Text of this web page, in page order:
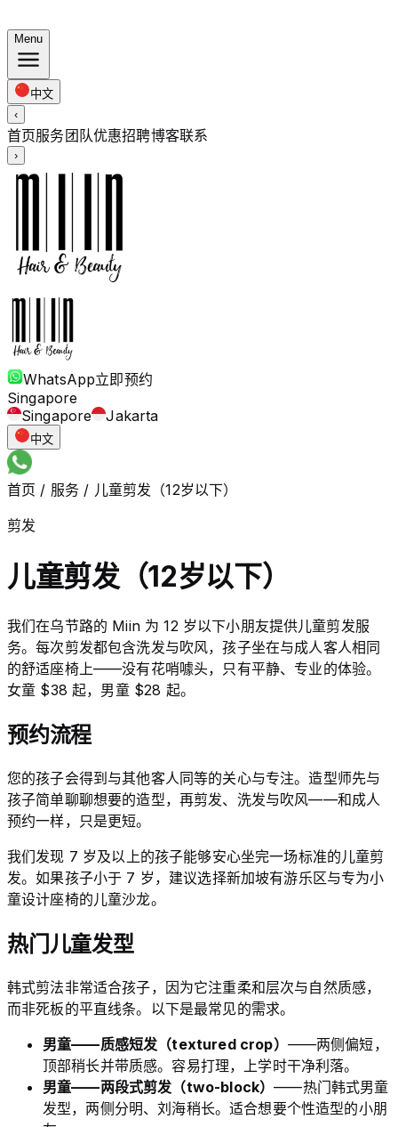
Menu
中文
‹
首页服务团队优惠招聘博客联系
›
WhatsApp立即预约
Singapore
Singapore
Jakarta
中文
首页 / 服务 / 儿童剪发（12岁以下）
剪发
儿童剪发（12岁以下）
我们在乌节路的 Miin 为 12 岁以下小朋友提供儿童剪发服
务。每次剪发都包含洗发与吹风，孩子坐在与成人客人相同
的舒适座椅上——没有花哨噱头，只有平静、专业的体验。
女童 $38 起，男童 $28 起。
预约流程
您的孩子会得到与其他客人同等的关心与专注。造型师先与
孩子简单聊聊想要的造型，再剪发、洗发与吹风——和成人
预约一样，只是更短。
我们发现 7 岁及以上的孩子能够安心坐完一场标准的儿童剪
发。如果孩子小于 7 岁，建议选择新加坡有游乐区与专为小
童设计座椅的儿童沙龙。
热门儿童发型
韩式剪法非常适合孩子，因为它注重柔和层次与自然质感，
而非死板的平直线条。以下是最常见的需求。
男童——质感短发（textured crop） ——两侧偏短，
顶部稍长并带质感。容易打理，上学时干净利落。
男童——两段式剪发（two-block）——热门韩式男童
发型，两侧分明、刘海稍长。适合想要个性造型的小朋